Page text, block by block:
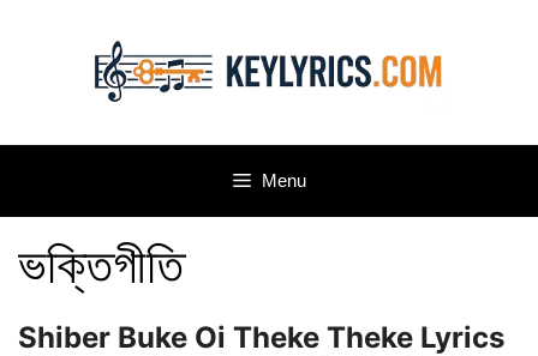
Menu
ভক্তিগীতি
Shiber Buke Oi Theke Theke Lyrics